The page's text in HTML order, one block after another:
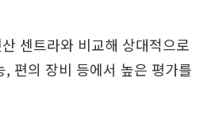
센트라와 비교해 상대적으로
, 편의 장비 등에서 높은 평가를